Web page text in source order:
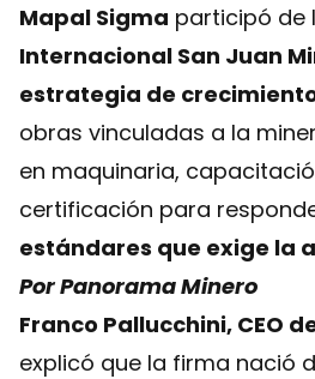
Mapal Sigma participó de
Internacional San Juan
estrategia de
obras vinculadas a la
en maquinaria,
certificación para
estándares que exige la
Por Panorama Minero
Franco Pallucchini, CEO
explicó que la firma nació